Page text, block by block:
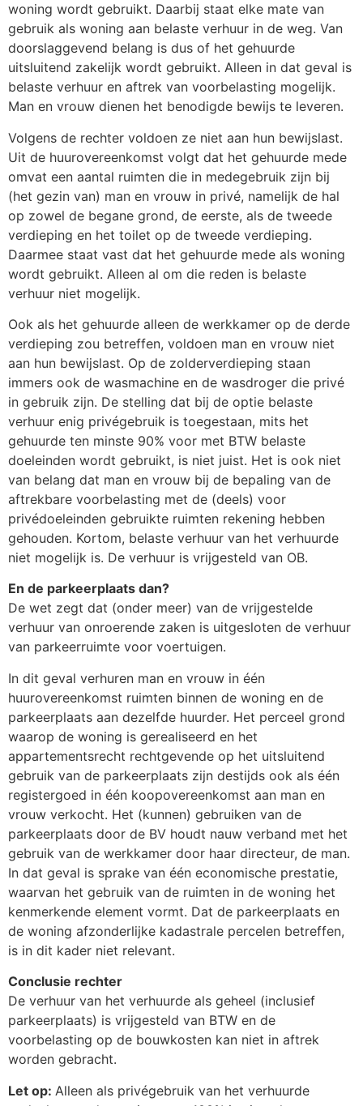
woning wordt gebruikt. Daarbij staat elke mate van
gebruik als woning aan belaste verhuur in de weg. Van
doorslaggevend belang is dus of het gehuurde
uitsluitend zakelijk wordt gebruikt. Alleen in dat geval is
belaste verhuur en aftrek van voorbelasting mogelijk.
Man en vrouw dienen het benodigde bewijs te leveren.
Volgens de rechter voldoen ze niet aan hun bewijslast.
Uit de huurovereenkomst volgt dat het gehuurde mede
omvat een aantal ruimten die in medegebruik zijn bij
(het gezin van) man en vrouw in privé, namelijk de hal
op zowel de begane grond, de eerste, als de tweede
verdieping en het toilet op de tweede verdieping.
Daarmee staat vast dat het gehuurde mede als woning
wordt gebruikt. Alleen al om die reden is belaste
verhuur niet mogelijk.
Ook als het gehuurde alleen de werkkamer op de derde
verdieping zou betreffen, voldoen man en vrouw niet
aan hun bewijslast. Op de zolderverdieping staan
immers ook de wasmachine en de wasdroger die privé
in gebruik zijn. De stelling dat bij de optie belaste
verhuur enig privégebruik is toegestaan, mits het
gehuurde ten minste 90% voor met BTW belaste
doeleinden wordt gebruikt, is niet juist. Het is ook niet
van belang dat man en vrouw bij de bepaling van de
aftrekbare voorbelasting met de (deels) voor
privédoeleinden gebruikte ruimten rekening hebben
gehouden. Kortom, belaste verhuur van het verhuurde
niet mogelijk is. De verhuur is vrijgesteld van OB.
En de parkeerplaats dan?
De wet zegt dat (onder meer) van de vrijgestelde
verhuur van onroerende zaken is uitgesloten de verhuur
van parkeerruimte voor voertuigen.
In dit geval verhuren man en vrouw in één
huurovereenkomst ruimten binnen de woning en de
parkeerplaats aan dezelfde huurder. Het perceel grond
waarop de woning is gerealiseerd en het
appartementsrecht rechtgevende op het uitsluitend
gebruik van de parkeerplaats zijn destijds ook als één
registergoed in één koopovereenkomst aan man en
vrouw verkocht. Het (kunnen) gebruiken van de
parkeerplaats door de BV houdt nauw verband met het
gebruik van de werkkamer door haar directeur, de man.
In dat geval is sprake van één economische prestatie,
waarvan het gebruik van de ruimten in de woning het
kenmerkende element vormt. Dat de parkeerplaats en
de woning afzonderlijke kadastrale percelen betreffen,
is in dit kader niet relevant.
Conclusie rechter
De verhuur van het verhuurde als geheel (inclusief
parkeerplaats) is vrijgesteld van BTW en de
voorbelasting op de bouwkosten kan niet in aftrek
worden gebracht.
Let op: Alleen als privégebruik van het verhuurde